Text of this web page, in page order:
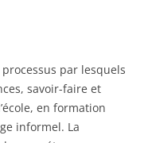
processus par lesquels
savoir-faire et
en formation
informel. La